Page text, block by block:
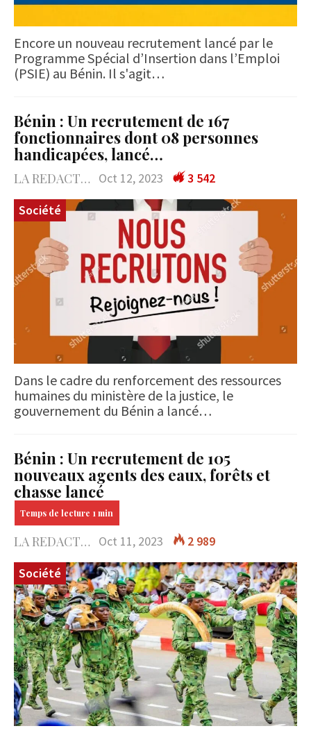
Encore un nouveau recrutement lancé par le
Programme Spécial d’Insertion dans l’Emploi
(PSIE) au Bénin. Il s'agit…
Bénin : Un recrutement de 167
fonctionnaires dont 08 personnes
handicapées, lancé…
LA REDACTION Oct 12, 2023
3 542
Société
Dans le cadre du renforcement des ressources
humaines du ministère de la justice, le
gouvernement du Bénin a lancé…
Bénin : Un recrutement de 105
nouveaux agents des eaux, forêts et
chasse lancé
LA REDACTION Oct 11, 2023
2 989
Société